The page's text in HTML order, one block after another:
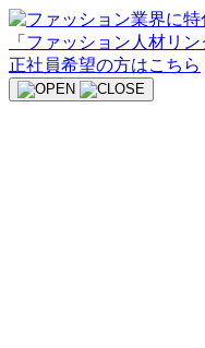
Skip
to
content
正社員希望の方はこちら